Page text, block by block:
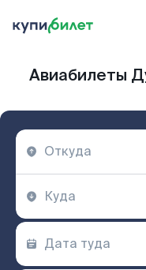
Авиабилеты